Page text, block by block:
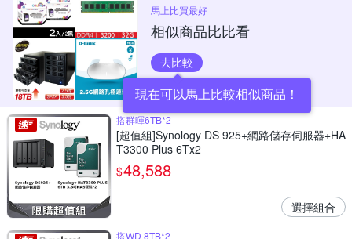
馬上比買最好
相似商品比比看
去比較
現在可以馬上比較相似商品！
搭群暉6TB*2
[超值組]Synology DS 925+網路儲存伺服器+HA
T3300 Plus 6Tx2
$48,588
選擇組合
搭WD 8TB*2